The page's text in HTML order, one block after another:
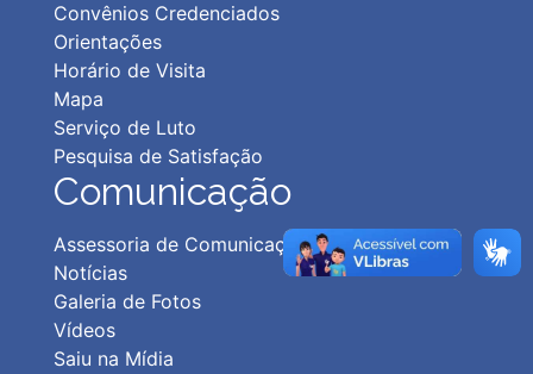
Convênios Credenciados
Orientações
Horário de Visita
Mapa
Serviço de Luto
Pesquisa de Satisfação
Comunicação
Assessoria de Comunicação
Notícias
Galeria de Fotos
Vídeos
Saiu na Mídia